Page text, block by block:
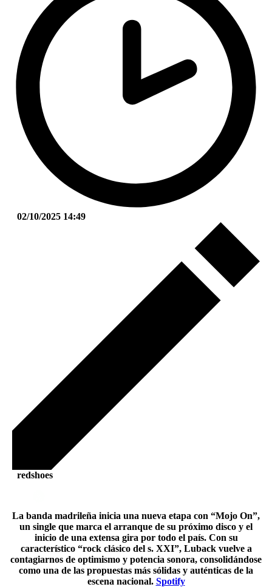
02/10/2025 14:49
redshoes
La banda madrileña inicia una nueva etapa con “Mojo On”,
un single que marca el arranque de su próximo disco y el
inicio de una extensa gira por todo el país. Con su
característico “rock clásico del s. XXI”, Luback vuelve a
contagiarnos de optimismo y potencia sonora, consolidándose
como una de las propuestas más sólidas y auténticas de la
escena nacional. Spotify